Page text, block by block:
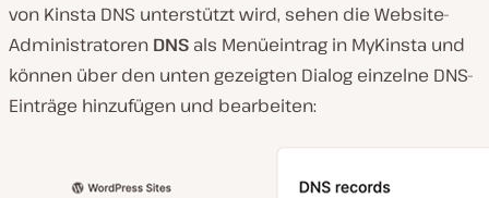
von Kinsta DNS unterstützt wird, sehen die Website-
Administratoren DNS als Menüeintrag in MyKinsta und
können über den unten gezeigten Dialog einzelne DNS-
Einträge hinzufügen und bearbeiten: